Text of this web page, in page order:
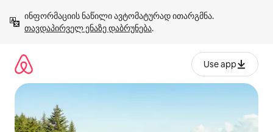
გადასვლა
თავდაპირველ ენაზე დაბრუნება.
Use app